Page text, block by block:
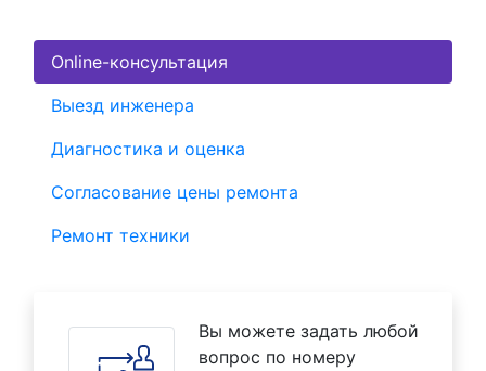
Online-консультация
Выезд инженера
Диагностика и оценка
Согласование цены ремонта
Ремонт техники
Вы можете задать любой
вопрос по номеру